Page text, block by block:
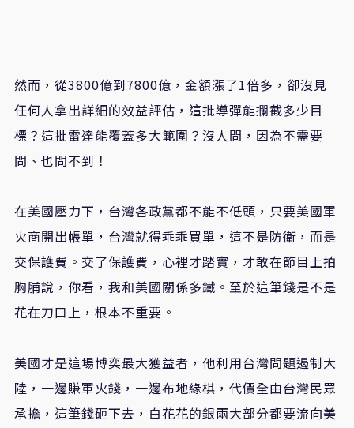
然而，從3800億到7800億，金額漲了1倍多，卻沒見
任何人拿出詳細的效益評估，這批導彈能攔截多少目
標？這批雷達能覆蓋多大範圍？沒人問，因為不需要
問、也問不到！
在美國壓力下，台灣各政黨都不能不低頭，只要美國軍
火商開出帳單，台灣就得乖乖買單，這不是防衛，而是
交保護費。交了保護費，心裡才踏實，才敢在節目上拍
胸脯說，你看，我和美國關係多鐵。至於這筆錢是不是
花在刀口上，根本不重要。
美國才是這場博奕最大獲益者，他利用台灣問題遏制大
陸，一邊賺軍火錢，一邊布地緣棋，代價全由台灣民眾
承擔，這筆錢砸下去，白花花的銀兩大部分都要流向美